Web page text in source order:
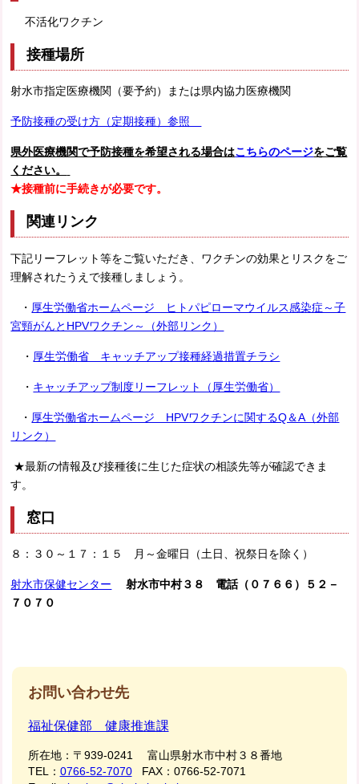
不活化ワクチン
接種場所
射水市指定医療機関（要予約）または県内協力医療機関
予防接種の受け方（定期接種）参照
県外医療機関で予防接種を希望される場合はこちらのページをご覧
ください。
★接種前に手続きが必要です。
関連リンク
下記リーフレット等をご覧いただき、ワクチンの効果とリスクをご
理解されたうえで接種しましょう。
・ 厚生労働省ホームページ ヒトパピローマウイルス感染症～子
宮頸がんとHPVワクチン～（外部リンク）
・ 厚生労働省 キャッチアップ接種経過措置チラシ
・ キャッチアップ制度リーフレット（厚生労働省）
・ 厚生労働省ホームページ HPVワクチンに関するQ＆A（外部
リンク）
★最新の情報及び接種後に生じた症状の相談先等が確認できま
す。
窓口
８：３０～１７：１５ 月～金曜日（土日、祝祭日を除く）
射水市保健センター 射水市中村３８ 電話（０７６６）
５２－
７０７０
お問い合わせ先
福祉保健部 健康推進課
所在地： 〒939-0241 富山県射水市中村３８番地
TEL： 0766-52-7070FAX： 0766-52-7071